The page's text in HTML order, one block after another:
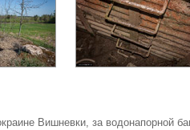
Вишневки, за водонапорной